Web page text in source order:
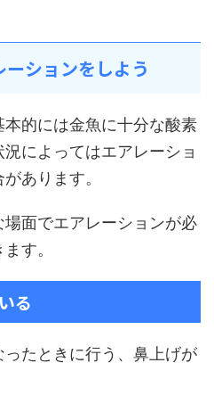
ションをしよう
的には金魚に十分な酸素
によってはエアレーショ
あります。
面でエアレーションが必
す。
る
たときに行う、鼻上げが